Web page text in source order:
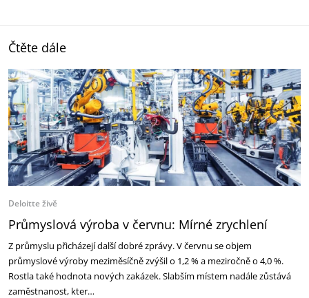
Čtěte dále
Deloitte živě
Průmyslová výroba v červnu: Mírné zrychlení
Z průmyslu přicházejí další dobré zprávy. V červnu se objem
průmyslové výroby meziměsíčně zvýšil o 1,2 % a meziročně o 4,0 %.
Rostla také hodnota nových zakázek. Slabším místem nadále zůstává
zaměstnanost, kter…